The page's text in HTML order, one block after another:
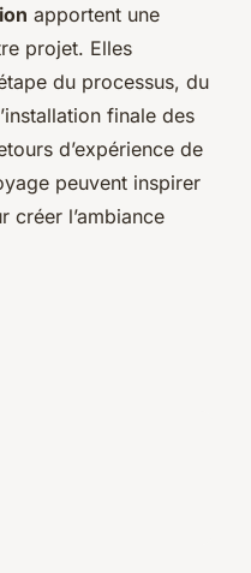
apportent une
projet. Elles
du processus, du
finale des
d’expérience de
peuvent inspirer
créer l’ambiance